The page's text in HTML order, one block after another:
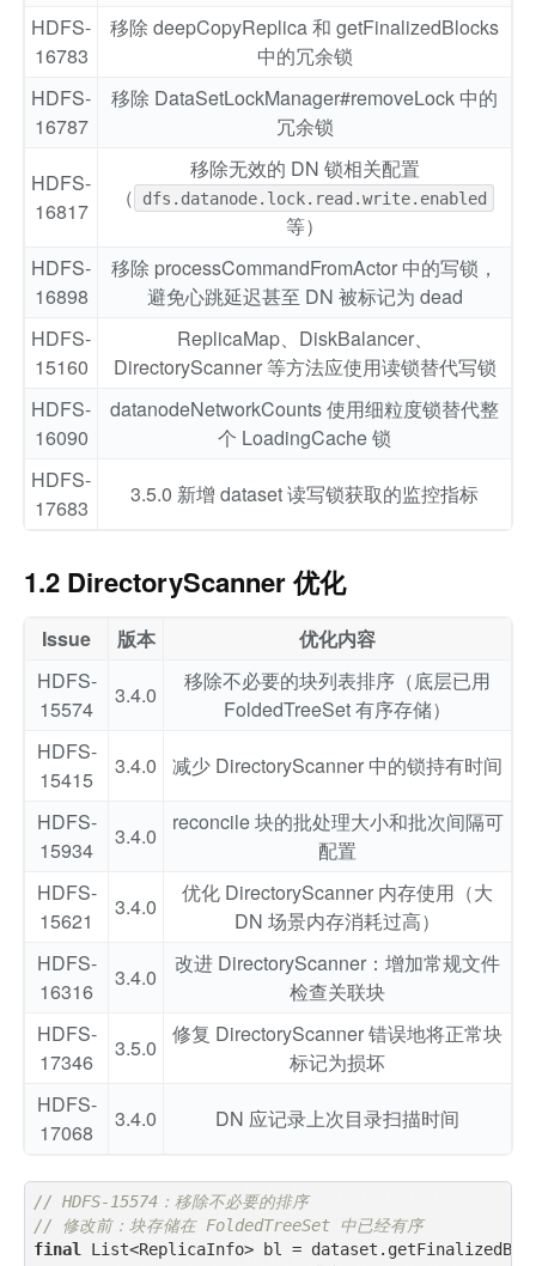
HDFS-
16783
移除 deepCopyReplica 和 getFinalizedBlocks
中的冗余锁
HDFS-
16787
移除 DataSetLockManager#removeLock 中的
冗余锁
HDFS-
16817
移除无效的 DN 锁相关配置
（
dfs.datanode.lock.read.write.enabled
等）
HDFS-
16898
移除 processCommandFromActor 中的写锁，
避免心跳延迟甚至 DN 被标记为 dead
HDFS-
15160
ReplicaMap、DiskBalancer、
DirectoryScanner 等方法应使用读锁替代写锁
HDFS-
16090
datanodeNetworkCounts 使用细粒度锁替代整
个 LoadingCache 锁
HDFS-
17683
3.5.0 新增 dataset 读写锁获取的监控指标
1.2 DirectoryScanner 优化
Issue 版本
优化内容
HDFS-
15574
3.4.0
移除不必要的块列表排序（底层已用
FoldedTreeSet 有序存储）
HDFS-
15415
3.4.0 减少 DirectoryScanner 中的锁持有时间
HDFS-
15934
3.4.0
reconcile 块的批处理大小和批次间隔可
配置
HDFS-
15621
3.4.0
优化 DirectoryScanner 内存使用（大
DN 场景内存消耗过高）
HDFS-
16316
3.4.0
改进 DirectoryScanner：增加常规文件
检查关联块
HDFS-
17346
3.5.0
修复 DirectoryScanner 错误地将正常块
标记为损坏
HDFS-
17068
3.4.0 DN 应记录上次目录扫描时间
// HDFS-15574：移除不必要的排序
// 修改前：块存储在 FoldedTreeSet 中已经有序
final List<ReplicaInfo> bl =